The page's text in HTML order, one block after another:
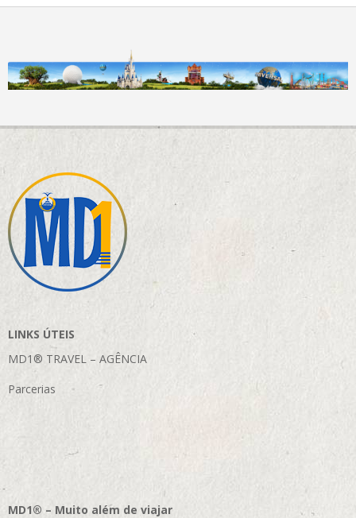
LINKS ÚTEIS
MD1® TRAVEL – AGÊNCIA
Parcerias
MD1® – Muito além de viajar